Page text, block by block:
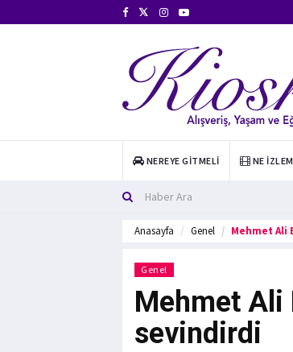
NEREYE GITMELI NE
Anasayfa Genel Mehmet Ali
Genel
Mehmet Ali
sevindirdi